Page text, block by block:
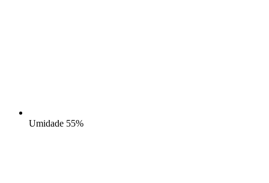
Umidade 55%